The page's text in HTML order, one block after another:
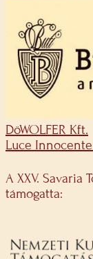
DöWOLFER Kft.
Luce
A XXV. Savaria
támogatta: